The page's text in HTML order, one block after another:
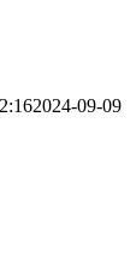
2024-09-09